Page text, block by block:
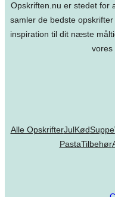
Opskriften.nu er stedet for
samler de bedste
inspiration til dit næste
vores
Alle OpskrifterJulKødSuppe
PastaTilbehør